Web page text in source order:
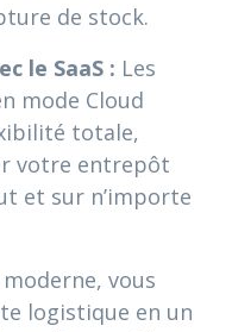
de stock.
le SaaS : Les
mode Cloud
totale,
votre entrepôt
et sur n’importe
vous
logistique en un